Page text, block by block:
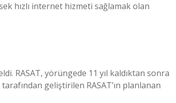
hızlı internet hizmeti sağlamak olan
RASAT, yörüngede 11 yıl kaldıktan sonra
geliştirilen RASAT’ın planlanan